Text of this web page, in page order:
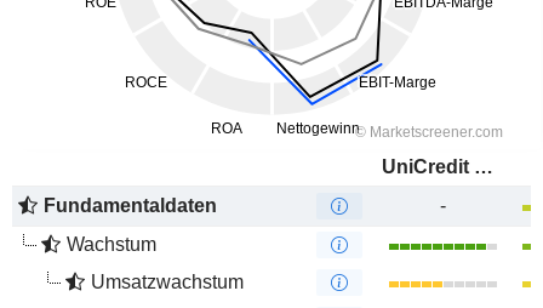
UniCredit S.p.A.
Fundamentaldaten
-
Wachstum
Umsatzwachstum